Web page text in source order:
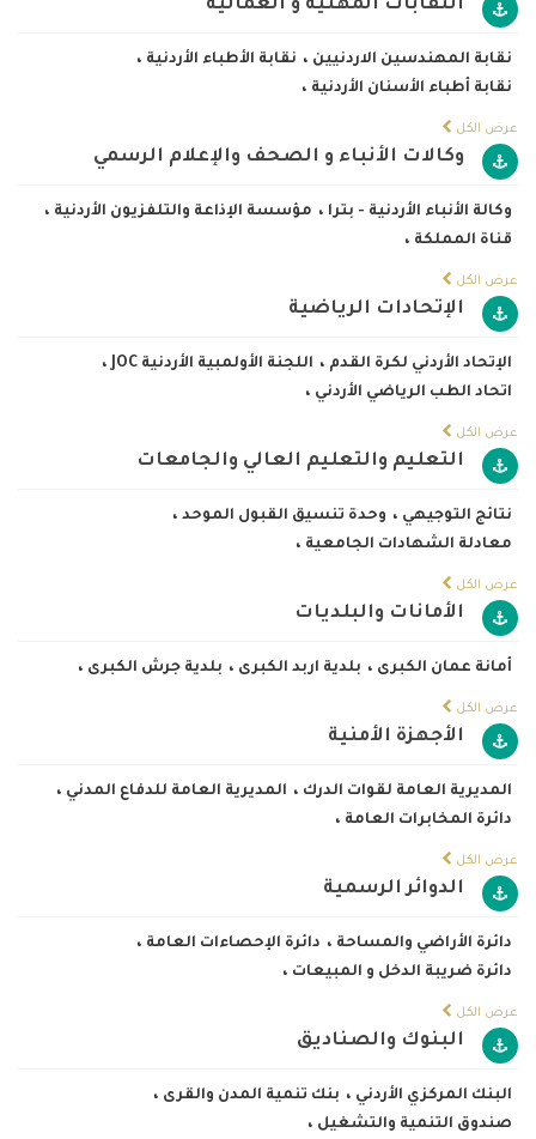
النقابات المهنية و العمالية
نقابة المهندسين الاردنيين ، نقابة الأطباء الأردنية ،
نقابة أطباء الأسنان الأردنية ،
عرض الكل
وكالات الأنباء و الصحف والإعلام الرسمي
وكالة الأنباء الأردنية - بترا ، مؤسسة الإذاعة والتلفزيون الأردنية ،
قناة المملكة ،
عرض الكل
الإتحادات الرياضية
الإتحاد الأردني لكرة القدم ، اللجنة الأولمبية الأردنية JOC
،
اتحاد الطب الرياضي الأردني ،
عرض الكل
التعليم والتعليم العالي والجامعات
نتائج التوجيهي ، وحدة تنسيق القبول الموحد ،
معادلة الشهادات الجامعية ،
عرض الكل
الأمانات والبلديات
أمانة عمان الكبرى ، بلدية اربد الكبرى ، بلدية جرش الكبرى ،
عرض الكل
الأجهزة الأمنية
المديرية العامة لقوات الدرك ، المديرية العامة للدفاع المدني ،
دائرة المخابرات العامة ،
عرض الكل
الدوائر الرسمية
دائرة الأراضي والمساحة ، دائرة الإحصاءات العامة ،
دائرة ضريبة الدخل و المبيعات ،
عرض الكل
البنوك والصناديق
البنك المركزي الأردني ، بنك تنمية المدن والقرى ،
صندوق التنمية والتشغيل ،